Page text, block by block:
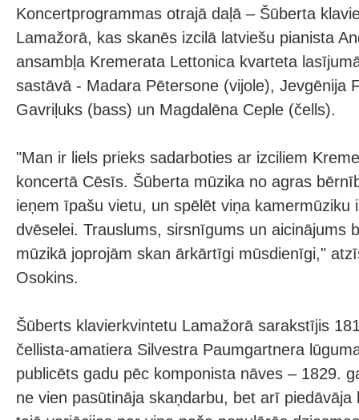
Koncertprogrammas otrajā daļā – Šūberta
Lamažorā, kas skanēs izcilā latviešu pianista
ansambļa Kremerata Lettonica kvarteta
sastāvā - Madara Pētersone (vijole), Jevgēnija
Gavriļuks (bass) un Magdalēna Ceple (čells).
"Man ir liels prieks sadarboties ar izciliem
koncertā Cēsīs. Šūberta mūzika no agras
ieņem īpašu vietu, un spēlēt viņa kamermūziku
dvēselei. Trauslums, sirsnīgums un aicinājums
mūzikā joprojām skan ārkārtīgi mūsdienīgi,"
Osokins.
Šūberts klavierkvintetu Lamažorā sarakstījis
čellista-amatiera Silvestra Paumgartnera
publicēts gadu pēc komponista nāves – 1829.
ne vien pasūtināja skaņdarbu, bet arī piedāvāja